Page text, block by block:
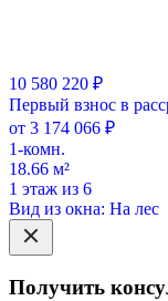
10 580 220 ₽
Первый взнос в
от 3 174 066 ₽
1-комн.
18.66 м²
1 этаж из 6
Вид из окна: На лес
Получить